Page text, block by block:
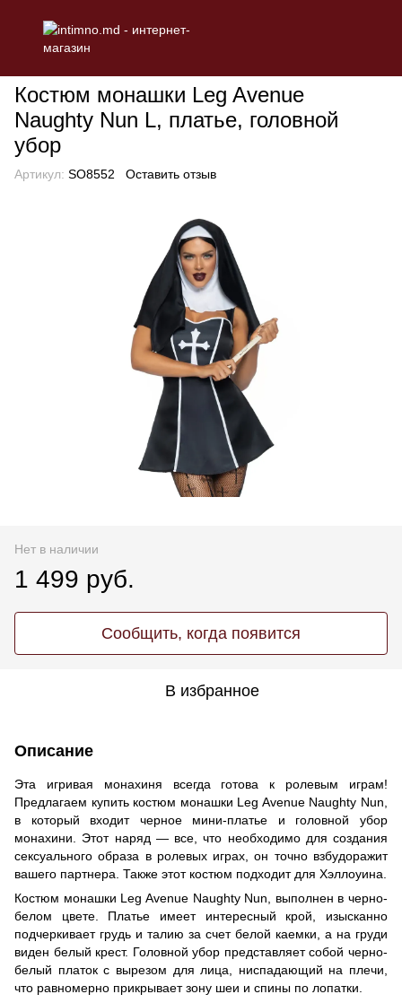
Костюм монашки Leg Avenue
Naughty Nun L, платье, головной
убор
Артикул: SO8552 Оставить отзыв
Нет в наличии
1 499 руб.
Сообщить, когда появится
В избранное
Описание
Эта игривая монахиня всегда готова к ролевым играм!
Предлагаем купить костюм монашки Leg Avenue Naughty Nun,
в который входит черное мини-платье и головной убор
монахини. Этот наряд — все, что необходимо для создания
сексуального образа в ролевых играх, он точно взбудоражит
вашего партнера. Также этот костюм подходит для Хэллоуина.
Костюм монашки Leg Avenue Naughty Nun, выполнен в черно-
белом цвете. Платье имеет интересный крой, изысканно
подчеркивает грудь и талию за счет белой каемки, а на груди
виден белый крест. Головной убор представляет собой черно-
белый платок с вырезом для лица, ниспадающий на плечи,
что равномерно прикрывает зону шеи и спины по лопатки.